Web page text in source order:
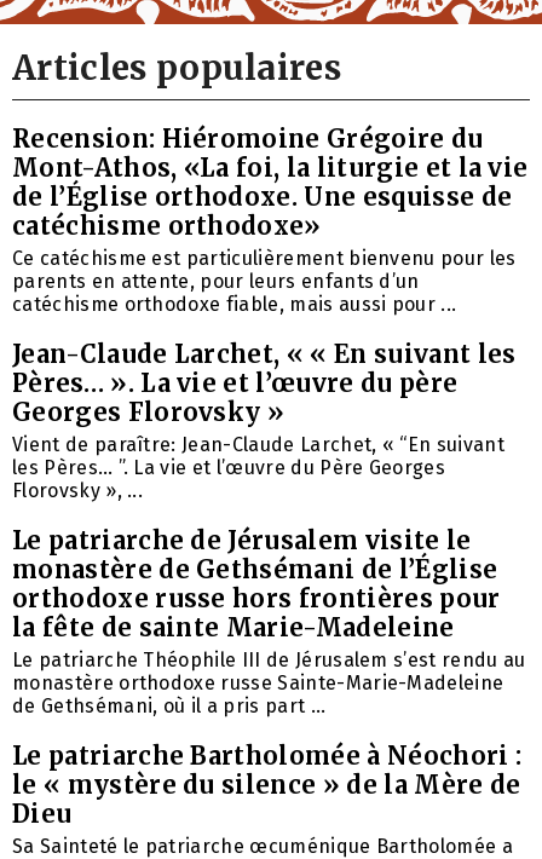
Articles populaires
Recension: Hiéromoine Grégoire du
Mont-Athos, «La foi, la liturgie et la vie
de l’Église orthodoxe. Une esquisse de
catéchisme orthodoxe»
Ce catéchisme est particulièrement bienvenu pour les
parents en attente, pour leurs enfants d’un
catéchisme orthodoxe fiable, mais aussi pour ...
Jean-Claude Larchet, « « En suivant les
Pères… ». La vie et l’œuvre du père
Georges Florovsky »
Vient de paraître: Jean-Claude Larchet, « “En suivant
les Pères… ”. La vie et l’œuvre du Père Georges
Florovsky », ...
Le patriarche de Jérusalem visite le
monastère de Gethsémani de l’Église
orthodoxe russe hors frontières pour
la fête de sainte Marie-Madeleine
Le patriarche Théophile III de Jérusalem s’est rendu au
monastère orthodoxe russe Sainte-Marie-Madeleine
de Gethsémani, où il a pris part ...
Le patriarche Bartholomée à Néochori :
le « mystère du silence » de la Mère de
Dieu
Sa Sainteté le patriarche œcuménique Bartholomée a